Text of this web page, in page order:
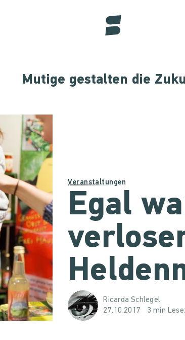
Mutige gestalten die
Veranstaltungen
Egal
Ricarda Schlegel
27.10.2017
3 min